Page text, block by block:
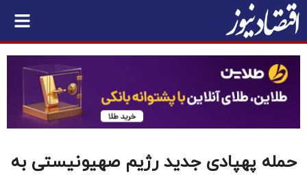
حمله پهپادی جدید رژیم صهیونیستی به